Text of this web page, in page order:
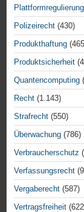
Plattformregulierung
Polizeirecht (430)
Produkthaftung
Produktsicherheit
Quantencomputing
Recht (1.143)
Strafrecht (550)
Überwachung (786)
Verbraucherschutz
Verfassungsrecht
Vergaberecht (587)
Vertragsfreiheit